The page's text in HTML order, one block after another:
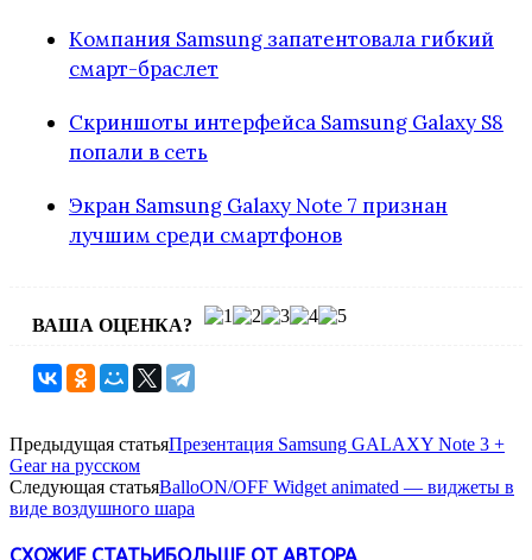
Компания Samsung запатентовала гибкий
смарт-браслет
Скриншоты интерфейса Samsung Galaxy S8
попали в сеть
Экран Samsung Galaxy Note 7 признан
лучшим среди смартфонов
ВАША ОЦЕНКА?
Предыдущая статьяПрезентация Samsung GALAXY Note 3 +
Gear на русском
Следующая статьяBalloON/OFF Widget animated — виджеты в
виде воздушного шара
СХОЖИЕ СТАТЬИБОЛЬШЕ ОТ АВТОРА